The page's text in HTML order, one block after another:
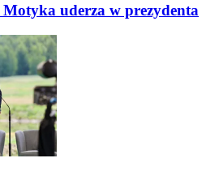
uderza w prezydenta